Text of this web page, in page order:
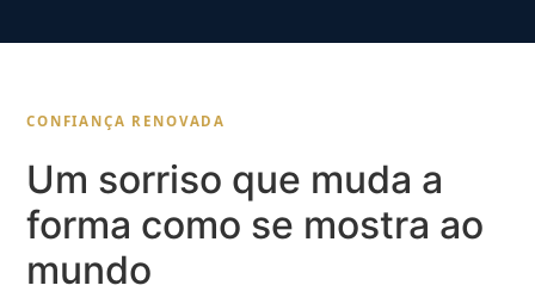
CONFIANÇA RENOVADA
Um sorriso que muda a
forma como se mostra ao
mundo